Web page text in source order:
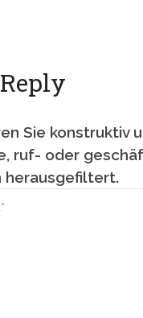
Sie konstruktiv
ruf- oder
herausgefiltert.